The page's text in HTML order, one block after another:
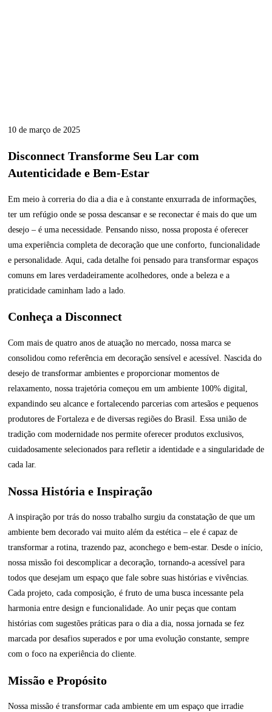
10 de março de 2025
Disconnect Transforme Seu Lar com
Autenticidade e Bem-Estar
Em meio à correria do dia a dia e à constante enxurrada de informações,
ter um refúgio onde se possa descansar e se reconectar é mais do que um
desejo – é uma necessidade. Pensando nisso, nossa proposta é oferecer
uma experiência completa de decoração que une conforto, funcionalidade
e personalidade. Aqui, cada detalhe foi pensado para transformar espaços
comuns em lares verdadeiramente acolhedores, onde a beleza e a
praticidade caminham lado a lado.
Conheça a Disconnect
Com mais de quatro anos de atuação no mercado, nossa marca se
consolidou como referência em decoração sensível e acessível. Nascida do
desejo de transformar ambientes e proporcionar momentos de
relaxamento, nossa trajetória começou em um ambiente 100% digital,
expandindo seu alcance e fortalecendo parcerias com artesãos e pequenos
produtores de Fortaleza e de diversas regiões do Brasil. Essa união de
tradição com modernidade nos permite oferecer produtos exclusivos,
cuidadosamente selecionados para refletir a identidade e a singularidade de
cada lar.
Nossa História e Inspiração
A inspiração por trás do nosso trabalho surgiu da constatação de que um
ambiente bem decorado vai muito além da estética – ele é capaz de
transformar a rotina, trazendo paz, aconchego e bem-estar. Desde o início,
nossa missão foi descomplicar a decoração, tornando-a acessível para
todos que desejam um espaço que fale sobre suas histórias e vivências.
Cada projeto, cada composição, é fruto de uma busca incessante pela
harmonia entre design e funcionalidade. Ao unir peças que contam
histórias com sugestões práticas para o dia a dia, nossa jornada se fez
marcada por desafios superados e por uma evolução constante, sempre
com o foco na experiência do cliente.
Missão e Propósito
Nossa missão é transformar cada ambiente em um espaço que irradie